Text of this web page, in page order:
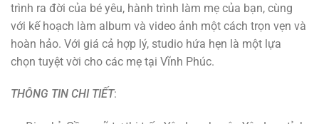
trình ra đời của bé yêu, hành trình làm mẹ của bạn, cùng
với kế hoạch làm album và video ảnh một cách trọn vẹn và
hoàn hảo. Với giá cả hợp lý, studio hứa hẹn là một lựa
chọn tuyệt vời cho các mẹ tại Vĩnh Phúc.
THÔNG TIN CHI TIẾT: